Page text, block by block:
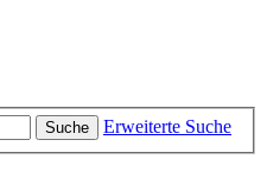
Suche
Erweiterte Suche